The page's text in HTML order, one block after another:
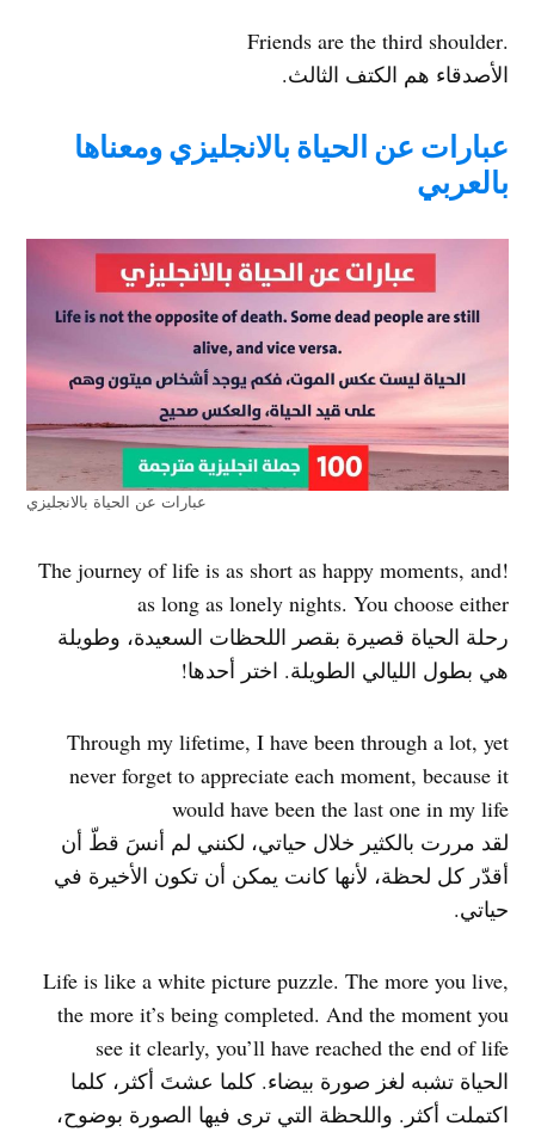
.Friends are the third shoulder
الأصدقاء هم الكتف الثالث.
عبارات عن الحياة بالانجليزي ومعناها
بالعربي
عبارات عن الحياة بالانجليزي
!The journey of life is as short as happy moments, and
as long as lonely nights. You choose either
رحلة الحياة قصيرة بقصر اللحظات السعيدة، وطويلة
هي بطول الليالي الطويلة. اختر أحدها!
Through my lifetime, I have been through a lot, yet
never forget to appreciate each moment, because it
would have been the last one in my life
لقد مررت بالكثير خلال حياتي، لكنني لم أنسَ قطّ أن
أقدّر كل لحظة، لأنها كانت يمكن أن تكون الأخيرة في
حياتي.
Life is like a white picture puzzle. The more you live,
the more it’s being completed. And the moment you
see it clearly, you’ll have reached the end of life
الحياة تشبه لغز صورة بيضاء. كلما عشتَ أكثر، كلما
اكتملت أكثر. واللحظة التي ترى فيها الصورة بوضوح،